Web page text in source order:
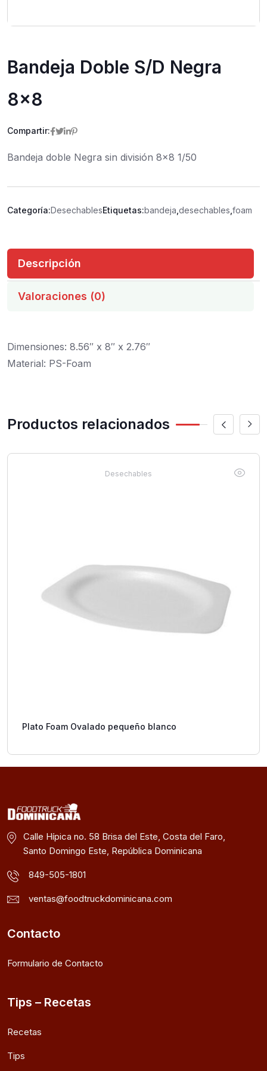
Bandeja Doble S/D Negra
8×8
Compartir:
Bandeja doble Negra sin división 8×8 1/50
Categoría:DesechablesEtiquetas:bandeja desechables foam
Descripción
Valoraciones (0)
Dimensiones: 8.56″ x 8″ x 2.76″
Material: PS-Foam
Productos relacionados
Desechables
Plato Foam Ovalado pequeño blanco
Calle Hípica no. 58 Brisa del Este, Costa del Faro,
Santo Domingo Este, República Dominicana
849-505-1801
ventas@foodtruckdominicana.com
Contacto
Formulario de Contacto
Tips – Recetas
Recetas
Tips